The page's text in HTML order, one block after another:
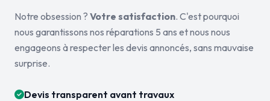
Notre obsession ? Votre satisfaction. C'est pourquoi
nous garantissons nos réparations 5 ans et nous nous
engageons à respecter les devis annoncés, sans mauvaise
surprise.
Devis transparent avant travaux